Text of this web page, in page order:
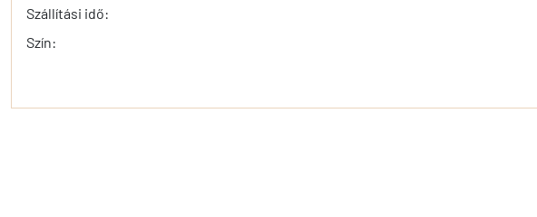
Szállítási idő:
Szín: